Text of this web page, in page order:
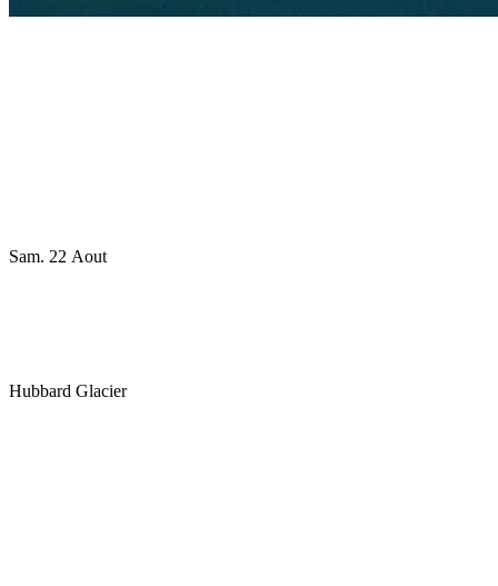
Sam. 22 Aout
Hubbard Glacier